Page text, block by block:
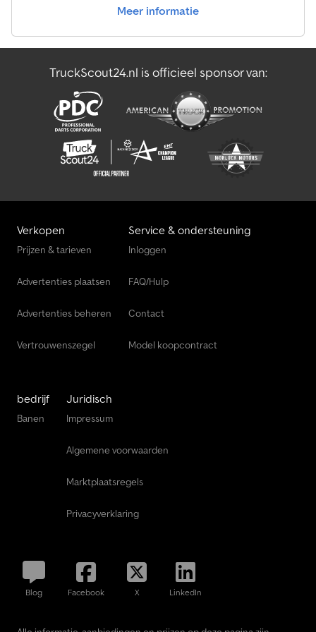
Meer informatie
TruckScout24.nl is officieel sponsor van:
Verkopen
Prijzen & tarieven
Advertenties plaatsen
Advertenties beheren
Vertrouwenszegel
Service & ondersteuning
Inloggen
FAQ/Hulp
Contact
Model koopcontract
bedrijf
Banen
Juridisch
Impressum
Algemene voorwaarden
Marktplaatsregels
Privacyverklaring
Blog Facebook X LinkedIn